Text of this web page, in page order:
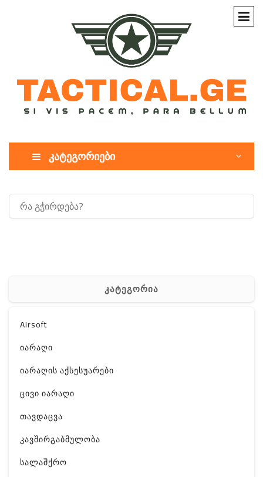
კატეგორიები
კატეგორია
Airsoft
იარაღი
იარაღის აქსესუარები
ცივი იარაღი
თავდაცვა
კავშირგაბმულობა
სალაშქრო